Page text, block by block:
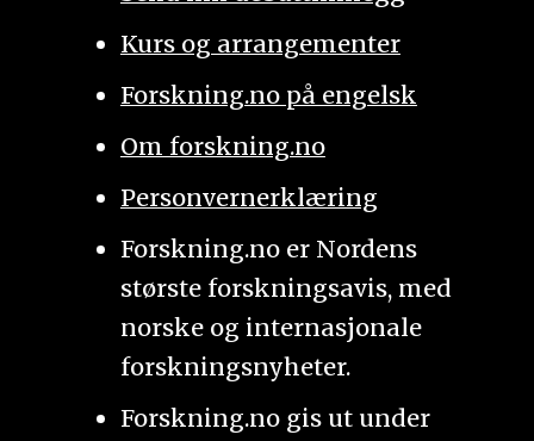
Kurs og arrangementer
Forskning.no på engelsk
Om forskning.no
Personvernerklæring
Forskning.no er Nordens
største forskningsavis, med
norske og internasjonale
forskningsnyheter.
Forskning.no gis ut under